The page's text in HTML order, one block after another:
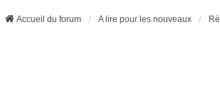
Accueil du forum A lire pour les nouveaux